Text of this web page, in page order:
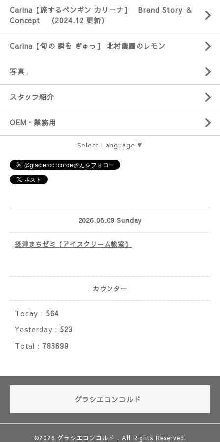
Carina【旅するペンギン カリーナ】 Brand Story ＆
Concept （2024.12 更新）
Carina【旬の 瞬を ぎゅっ】 北村農園のレモン
写真
スタッフ紹介
OEM・業務用
Select Language ▼
2026.08.09 Sunday
摂津まちゼミ【アイスクリーム教室】
カウンター
Today : 564
Yesterday : 523
Total : 783699
グラシエコンコルド
©2026 グラシエコンコルド . All Rights Reserved.